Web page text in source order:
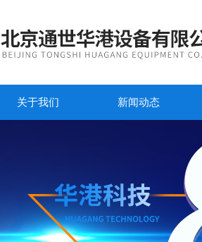
关于我们 新闻动态